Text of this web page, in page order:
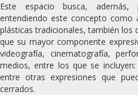
Este espacio busca,
entendiendo este concepto como
plásticas tradicionales, también los
que su mayor componente
videografía, cinematografía,
medios, entre los que se
entre otras expresiones que
cerrados.